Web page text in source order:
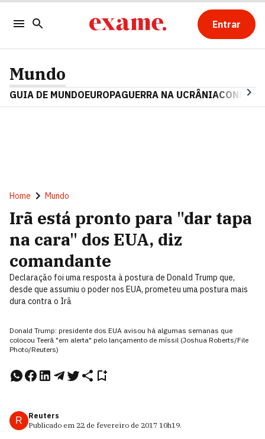
Entrar
Mundo
GUIA DE MUNDOEUROPAGUERRA NA UCRÂNIA
Home Mundo
Irã está pronto para "dar tapa
na cara" dos EUA, diz
comandante
Declaração foi uma resposta à postura de Donald Trump que,
desde que assumiu o poder nos EUA, prometeu uma postura mais
dura contra o Irã
Donald Trump: presidente dos EUA avisou há algumas semanas que
colocou Teerã "em alerta" pelo lançamento de míssil (Joshua Roberts/File
Photo/Reuters)
R
Reuters
Publicado em 22 de fevereiro de 2017 10h19.